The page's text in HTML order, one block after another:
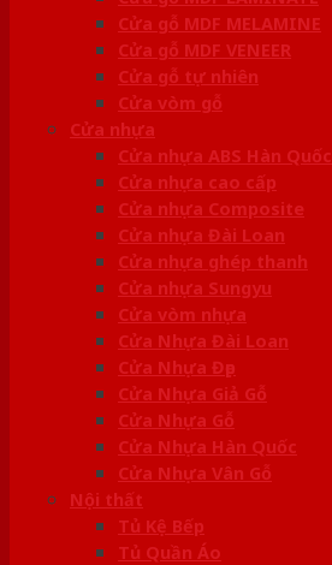
Cửa gỗ MDF MELAMINE
Cửa gỗ MDF VENEER
Cửa gỗ tự nhiên
Cửa vòm gỗ
Cửa nhựa
Cửa nhựa ABS Hàn Quốc
Cửa nhựa cao cấp
Cửa nhựa Composite
Cửa nhựa Đài Loan
Cửa nhựa ghép thanh
Cửa nhựa Sungyu
Cửa vòm nhựa
Cửa Nhựa Đài Loan
Cửa Nhựa Đẹp
Cửa Nhựa Giả Gỗ
Cửa Nhựa Gỗ
Cửa Nhựa Hàn Quốc
Cửa Nhựa Vân Gỗ
Nội thất
Tủ Kệ Bếp
Tủ Quần Áo